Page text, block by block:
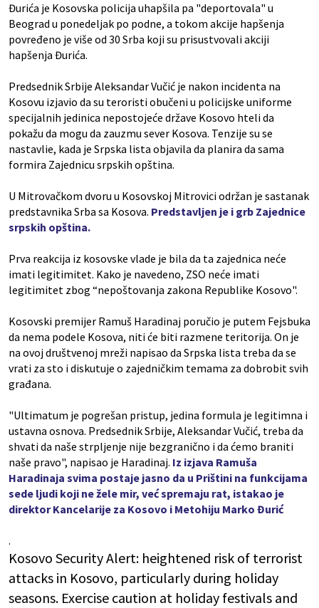
Đurića je Kosovska policija uhapšila pa "deportovala" u
Beograd u ponedeljak po podne, a tokom akcije hapšenja
povređeno je više od 30 Srba koji su prisustvovali akciji
hapšenja Đurića.
Predsednik Srbije Aleksandar Vučić je nakon incidenta na
Kosovu izjavio da su teroristi obučeni u policijske uniforme
specijalnih jedinica nepostojeće države Kosovo hteli da
pokažu da mogu da zauzmu sever Kosova. Tenzije su se
nastavlie, kada je Srpska lista objavila da planira da sama
formira Zajednicu srpskih opština.
U Mitrovačkom dvoru u Kosovskoj Mitrovici održan je sastanak
predstavnika Srba sa Kosova. Predstavljen je i grb Zajednice
srpskih opština.
Prva reakcija iz kosovske vlade je bila da ta zajednica neće
imati legitimitet. Kako je navedeno, ZSO neće imati
legitimitet zbog “nepoštovanja zakona Republike Kosovo".
Kosovski premijer Ramuš Haradinaj poručio je putem Fejsbuka
da nema podele Kosova, niti će biti razmene teritorija. On je
na ovoj društvenoj mreži napisao da Srpska lista treba da se
vrati za sto i diskutuje o zajedničkim temama za dobrobit svih
građana.
"Ultimatum je pogrešan pristup, jedina formula je legitimna i
ustavna osnova. Predsednik Srbije, Aleksandar Vučić, treba da
shvati da naše strpljenje nije bezgranično i da ćemo braniti
naše pravo", napisao je Haradinaj. Iz izjava Ramuša
Haradinaja svima postaje jasno da u Prištini na funkcijama
sede ljudi koji ne žele mir, već spremaju rat, istakao je
direktor Kancelarije za Kosovo i Metohiju Marko Đurić
.
Kosovo Security Alert: heightened risk of terrorist
attacks in Kosovo, particularly during holiday
seasons. Exercise caution at holiday festivals and